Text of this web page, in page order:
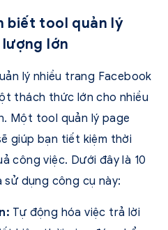
biết tool quản lý
lớn
lý nhiều trang Facebook
thách thức lớn cho nhiều
Một tool quản lý page
giúp bạn tiết kiệm thời
công việc. Dưới đây là 10
sử dụng công cụ này:
Tự động hóa việc trả lời